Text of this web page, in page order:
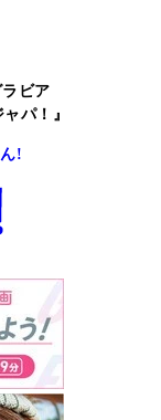
ビア
パ！』
!